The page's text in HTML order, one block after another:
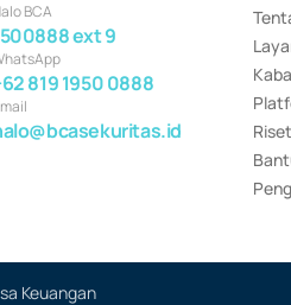
BCA
ext 9
819 1950 0888
Riset
Keuangan